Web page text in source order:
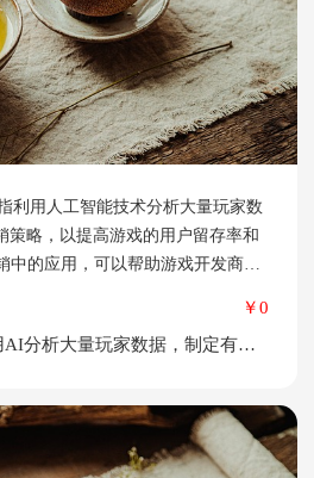
利用人工智能技术分析大量玩家数
策略，以提高游戏的用户留存率和
中的应用，可以帮助游戏开发商更
实现游戏智能营销，首先需要进行
发商可以通过游戏内置的数据收集
￥0
游戏智能营销领域利用AI分析大量玩家数据，制定有效的游戏营销策略